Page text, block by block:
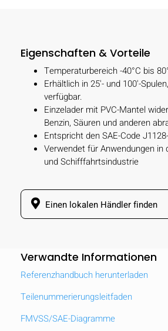
Eigenschaften & Vorteile
Temperaturbereich -40°C bis
Erhältlich in 25'- und 100'-
verfügbar.
Einzelader mit PVC-Mantel
Benzin, Säuren und anderen
Entspricht den SAE-Code
Verwendet für Anwendungen in
und Schifffahrtsindustrie
Einen lokalen Händler finden
Verwandte Informationen
Referenzhandbuch herunterladen
Teilenummerierungsleitfaden
FMVSS/SAE-Diagramme